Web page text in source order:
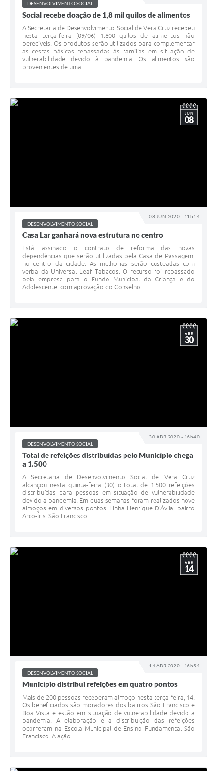
DESENVOLVIMENTO SOCIAL
Social recebe doação de 1,8 mil quilos de alimentos
A Secretaria de Desenvolvimento Social de Vera Cruz recebeu
nesta terça-feira (09/06) 1.800 quilos de alimentos não
perecíveis. Os produtos serão utilizados para complementar
as cestas básicas repassadas às famílias em situação de
vulnerabilidade devido à pandemia. Os alimentos são
provenientes de uma...
08 JUN 2020 - 11h14
JUN
08
DESENVOLVIMENTO SOCIAL
Casa Lar ganhará nova estrutura no centro
Está assinado o contrato de reforma das novas
dependências que serão utilizadas pela Casa de Passagem,
no centro da cidade. As melhorias serão custeadas com
verba da Universal Leaf Tabacos. O recurso foi repassado
pela empresa para o Fundo Municipal da Criança e do
Adolescente, com aprovação do Conselho...
30 ABR 2020 - 16h40
ABR
30
DESENVOLVIMENTO SOCIAL
Total de refeições distribuídas pelo Município chega
a 1.500
A Secretaria de Desenvolvimento Social de Vera Cruz
alcançou nesta quinta-feira (30) o total de 1.500 refeições
distribuídas para pessoas em situação de vulnerabilidade
devido a pandemia. Em duas semanas foram realizados nove
almoços em diversos pontos: Linha Henrique D’Ávila, bairro
Arco-Íris, São Francisco...
14 ABR 2020 - 16h54
ABR
14
DESENVOLVIMENTO SOCIAL
Município distribui refeições em quatro pontos
Mais de 200 pessoas receberam almoço nesta terça-feira, 14.
Os beneficiados são moradores dos bairros São Francisco e
Boa Vista e estão em situação de vulnerabilidade devido a
pandemia. A elaboração e a distribuição das refeições
ocorreram na Escola Municipal de Ensino Fundamental São
Francisco. A ação...